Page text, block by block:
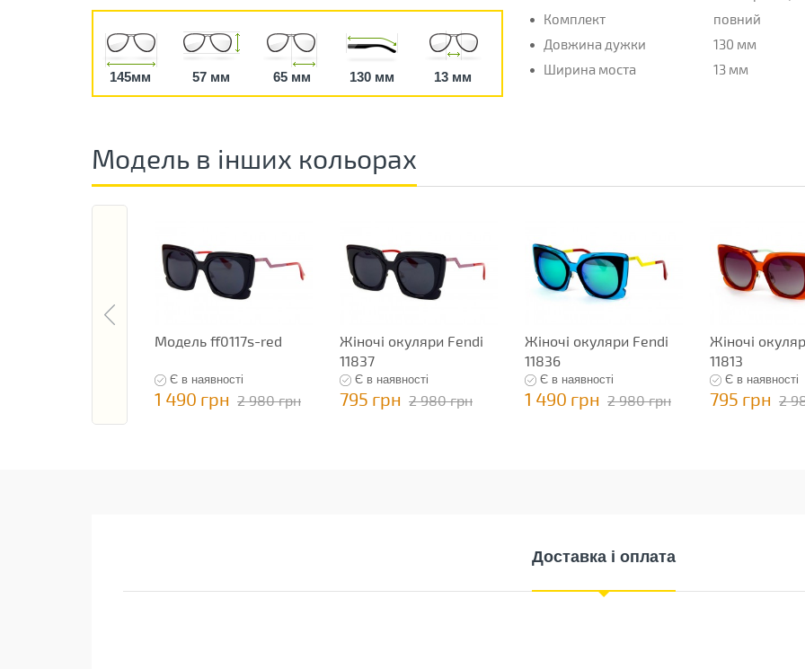
145мм 57 мм 65 мм 130 мм 13 мм
Комплект
повний
Довжина дужки
130 мм
Ширина моста
13 мм
Модель в інших кольорах
Модель ff0117s-red
Є в наявності
1 490 грн 2 980 грн
Жіночі окуляри Fendi
11837
Є в наявності
795 грн 2 980 грн
Жіночі окуляри Fendi
11836
Є в наявності
1 490 грн 2 980 грн
Жіночі
11813
Є в наявності
795 грн 2
Доставка і оплата